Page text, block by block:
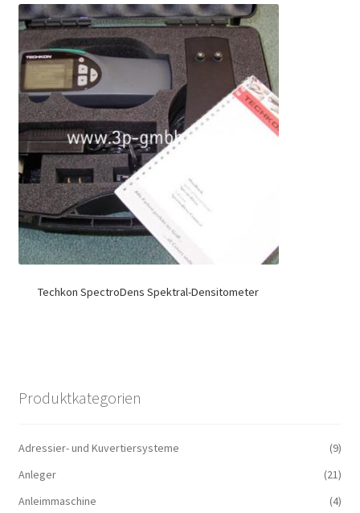
Techkon SpectroDens Spektral-Densitometer
Produktkategorien
Adressier- und Kuvertiersysteme
(9)
Anleger
(21)
Anleimmaschine
(4)